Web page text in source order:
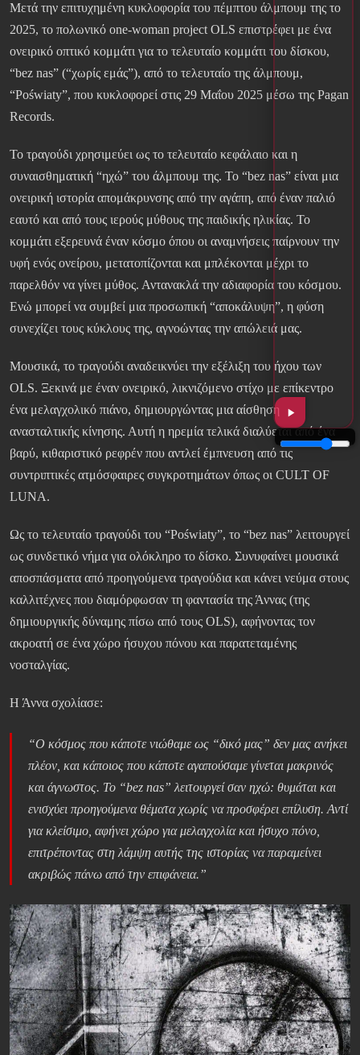
Μετά την επιτυχημένη κυκλοφορία του πέμπτου άλμπουμ της το
2025, το πολωνικό one-woman project OLS επιστρέφει με ένα
ονειρικό οπτικό κομμάτι για το τελευταίο κομμάτι του δίσκου,
“bez nas” (“χωρίς εμάς”), από το τελευταίο της άλμπουμ,
“Poświaty”, που κυκλοφορεί στις 29 Μαΐου 2025 μέσω της Pagan
Records.
Το τραγούδι χρησιμεύει ως το τελευταίο κεφάλαιο και η
συναισθηματική “ηχώ” του άλμπουμ της. Το “bez nas” είναι μια
ονειρική ιστορία απομάκρυνσης από την αγάπη, από έναν παλιό
εαυτό και από τους ιερούς μύθους της παιδικής ηλικίας. Το
κομμάτι εξερευνά έναν κόσμο όπου οι αναμνήσεις παίρνουν την
υφή ενός ονείρου, μετατοπίζονται και μπλέκονται μέχρι το
παρελθόν να γίνει μύθος. Αντανακλά την αδιαφορία του κόσμου.
Ενώ μπορεί να συμβεί μια προσωπική “αποκάλυψη”, η φύση
συνεχίζει τους κύκλους της, αγνοώντας την απώλειά μας.
Μουσικά, το τραγούδι αναδεικνύει την εξέλιξη του ήχου των
OLS. Ξεκινά με έναν ονειρικό, λικνιζόμενο στίχο με επίκεντρο
ένα μελαγχολικό πιάνο, δημιουργώντας μια αίσθηση
ανασταλτικής κίνησης. Αυτή η ηρεμία τελικά διαλύεται από ένα
βαρύ, κιθαριστικό ρεφρέν που αντλεί έμπνευση από τις
συντριπτικές ατμόσφαιρες συγκροτημάτων όπως οι CULT OF
LUNA.
Ως το τελευταίο τραγούδι του “Poświaty”, το “bez nas” λειτουργεί
ως συνδετικό νήμα για ολόκληρο το δίσκο. Συνυφαίνει μουσικά
αποσπάσματα από προηγούμενα τραγούδια και κάνει νεύμα στους
καλλιτέχνες που διαμόρφωσαν τη φαντασία της Άννας (της
δημιουργικής δύναμης πίσω από τους OLS), αφήνοντας τον
ακροατή σε ένα χώρο ήσυχου πόνου και παρατεταμένης
νοσταλγίας.
Η Άννα σχολίασε:
“Ο κόσμος που κάποτε νιώθαμε ως “δικό μας” δεν μας ανήκει
πλέον, και κάποιος που κάποτε αγαπούσαμε γίνεται μακρινός
και άγνωστος. Το “bez nas” λειτουργεί σαν ηχώ: θυμάται και
ενισχύει προηγούμενα θέματα χωρίς να προσφέρει επίλυση. Αντί
για κλείσιμο, αφήνει χώρο για μελαγχολία και ήσυχο πόνο,
επιτρέποντας στη λάμψη αυτής της ιστορίας να παραμείνει
ακριβώς πάνω από την επιφάνεια.”